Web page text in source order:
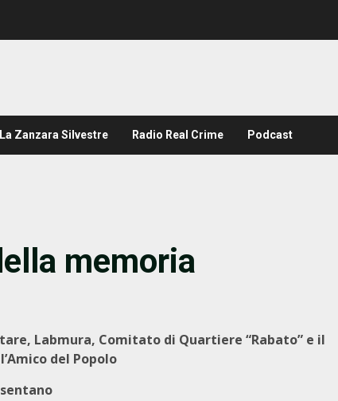
La Zanzara Silvestre Radio Real Crime Podcast
memoria
Labmura, Comitato di Quartiere “Rabato” e il
del Popolo